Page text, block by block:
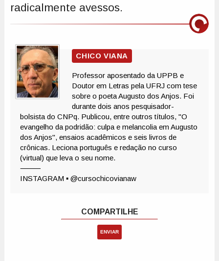
radicalmente avessos.
ENVIAR